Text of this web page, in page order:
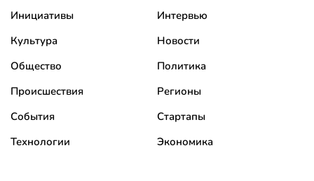
Инициативы
Интервью
Культура
Новости
Общество
Политика
Происшествия
Регионы
События
Стартапы
Технологии
Экономика